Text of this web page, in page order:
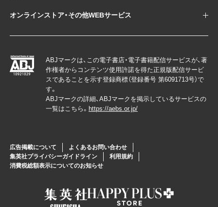
オンラインストア・その他WEBサービス
ABJマークは、この電子書店・電子書籍配信サービスが、著
作権者からコンテンツ使用許諾を得た正規版配信サービ
スであることを示す登録商標（登録番号 第6091713号）で
す。
ABJマークの詳細、ABJマークを掲示しているサービスの
一覧はこちら。 https://aebs.or.jp/
広告掲載について
よくあるお問い合わせ
集英社プライバシーガイドライン
利用規約
消費税総額表示についてのお知らせ